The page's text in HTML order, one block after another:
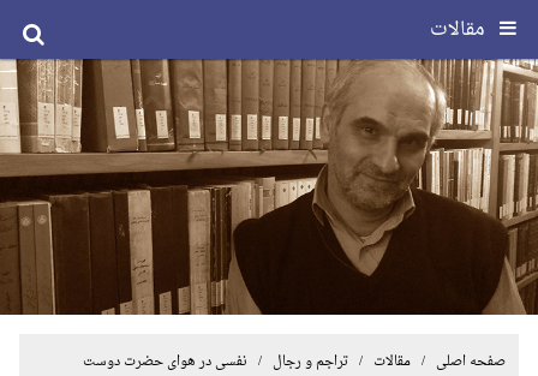
مقالات
صفحه اصلی /مقالات /تراجم و رجال / نفسی در هوای حضرت دوست